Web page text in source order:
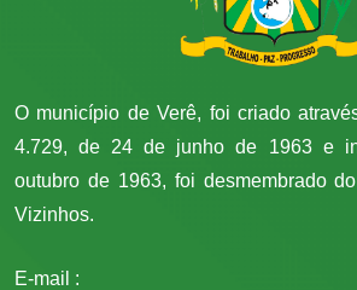
O município de Verê, foi criado
4.729, de 24 de junho de 1963 e
outubro de 1963, foi desmembrado
Vizinhos.
E-mail :